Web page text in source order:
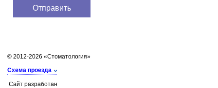
© 2012-2026 «Стоматология»
Схема проезда
Сайт разработан